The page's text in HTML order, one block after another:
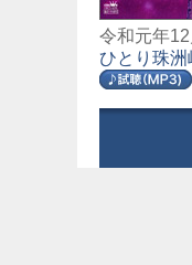
令和元年
ひとり珠